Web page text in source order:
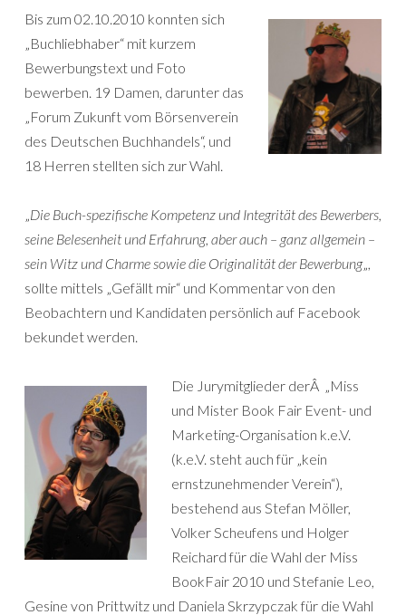
Bis zum 02.10.2010 konnten sich
„Buchliebhaber“ mit kurzem
Bewerbungstext und Foto
bewerben. 19 Damen, darunter das
„Forum Zukunft vom Börsenverein
des Deutschen Buchhandels“, und
18 Herren stellten sich zur Wahl.
„Die Buch-spezifische Kompetenz und Integrität des Bewerbers,
seine Belesenheit und Erfahrung, aber auch – ganz allgemein –
sein Witz und Charme sowie die Originalität der Bewerbung„,
sollte mittels „Gefällt mir“ und Kommentar von den
Beobachtern und Kandidaten persönlich auf Facebook
bekundet werden.
Die Jurymitglieder derÂ „Miss
und Mister Book Fair Event- und
Marketing-Organisation k.e.V.
(k.e.V. steht auch für „kein
ernstzunehmender Verein“),
bestehend aus Stefan Möller,
Volker Scheufens und Holger
Reichard für die Wahl der Miss
BookFair 2010 und Stefanie Leo,
Gesine von Prittwitz und Daniela Skrzypczak für die Wahl